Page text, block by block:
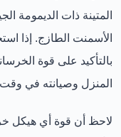
المتينة ذات الديمومة
الأسمنت الطازج. إذا
بالتأكيد على قوة
المنزل وصيانته في
لاحظ أن قوة أي هيكل